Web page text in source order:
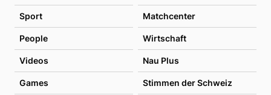
Sport Matchcenter
People Wirtschaft
Videos Nau Plus
Games Stimmen der Schweiz